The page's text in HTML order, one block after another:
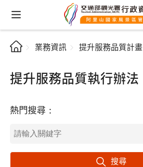
業務資訊 提升服務品質計畫
提升服務品質執行辦法
熱門搜尋：
搜尋